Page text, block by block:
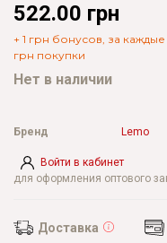
522.00 грн
+ 1 грн бонусов, за каждые
грн покупки
Нет в наличии
Войти в кабинет
для оформления оптового
Бренд Lemo
Доставка